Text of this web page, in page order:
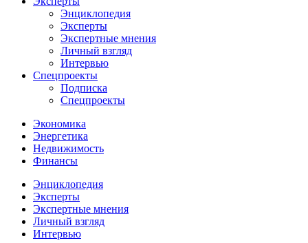
Энциклопедия
Эксперты
Экспертные мнения
Личный взгляд
Интервью
Спецпроекты
Подписка
Спецпроекты
Экономика
Энергетика
Недвижимость
Финансы
Энциклопедия
Эксперты
Экспертные мнения
Личный взгляд
Интервью